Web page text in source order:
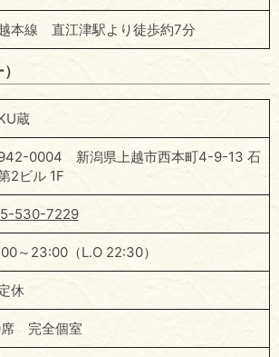
本線 直江津駅より徒歩約7分
蔵
0004 新潟県上越市西本町4-9-13 石
2ビル 1F
530-7229
～23:00（L.O 22:30）
休
完全個室